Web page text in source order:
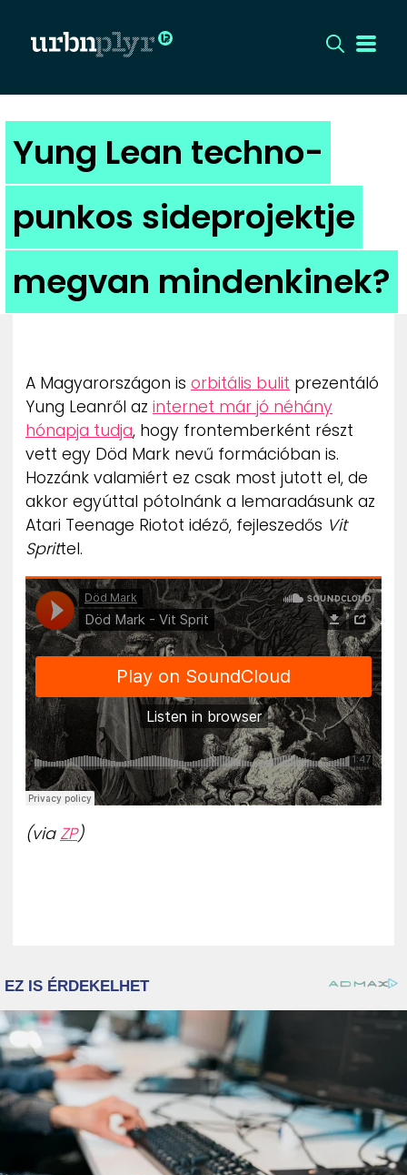
CÍMLAP
DIZÁJN
DIVAT
HIP
UTCA
ZENE
MÉDIAAJÁNLAT
IMPRESSZUM
PR-ARCHÍVUM
ADATKEZELÉSI TÁJÉKOZTATÓ
Yung Lean techno-
punkos sideprojektje
megvan mindenkinek?
A Magyarországon is orbitális bulit prezentáló
Yung Leanről az internet már jó néhány
hónapja tudja, hogy frontemberként részt
vett egy Död Mark nevű formációban is.
Hozzánk valamiért ez csak most jutott el, de
akkor egyúttal pótolnánk a lemaradásunk az
Atari Teenage Riotot idéző, fejleszedős Vit
Sprittel.
(viaZP)